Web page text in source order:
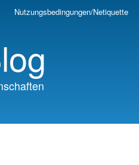
Nutzungsbedingungen/Netiquette